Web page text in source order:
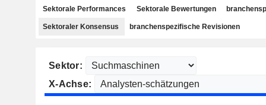
Sektorale Performances Sektorale Bewertungen
Sektoraler Konsensus branchenspezifische Revisionen
Sektor:
X-Achse: